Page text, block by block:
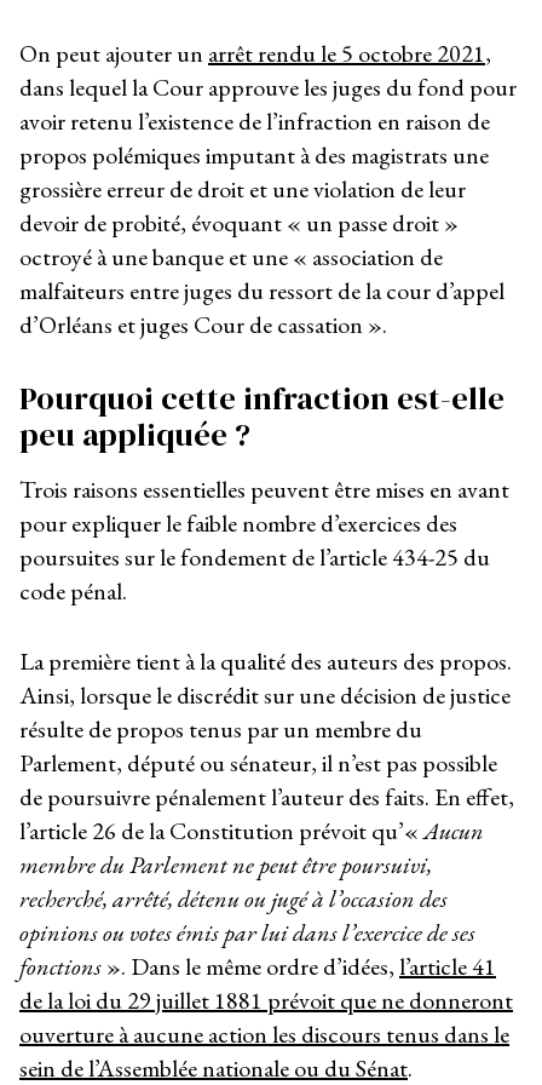
On peut ajouter un arrêt rendu le 5 octobre 2021,
dans lequel la Cour approuve les juges du fond pour
avoir retenu l’existence de l’infraction en raison de
propos polémiques imputant à des magistrats une
grossière erreur de droit et une violation de leur
devoir de probité, évoquant « un passe droit »
octroyé à une banque et une « association de
malfaiteurs entre juges du ressort de la cour d’appel
d’Orléans et juges Cour de cassation ».
Pourquoi cette infraction est-elle
peu appliquée ?
Trois raisons essentielles peuvent être mises en avant
pour expliquer le faible nombre d’exercices des
poursuites sur le fondement de l’article 434-25 du
code pénal.
La première tient à la qualité des auteurs des propos.
Ainsi, lorsque le discrédit sur une décision de justice
résulte de propos tenus par un membre du
Parlement, député ou sénateur, il n’est pas possible
de poursuivre pénalement l’auteur des faits. En effet,
l’article 26 de la Constitution prévoit qu’«Aucun
membre du Parlement ne peut être poursuivi,
recherché, arrêté, détenu ou jugé à l’occasion des
opinions ou votes émis par lui dans l’exercice de ses
fonctions». Dans le même ordre d’idées,l’article 41
de la loi du 29 juillet 1881 prévoit que ne donneront
ouverture à aucune action les discours tenus dans le
sein de l’Assemblée nationale ou du Sénat.